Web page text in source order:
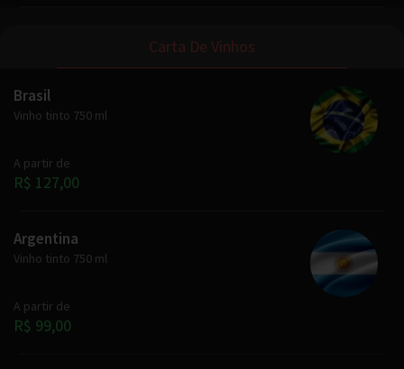
Carta De Vinhos
Brasil
Vinho tinto 750 ml
A partir de
R$ 127,00
Argentina
Vinho tinto 750 ml
A partir de
R$ 99,00